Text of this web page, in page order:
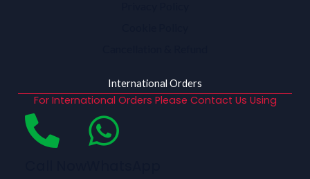
International Orders
For International Orders Please Contact Us Using